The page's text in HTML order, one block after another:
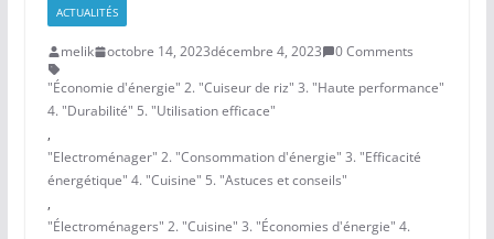
ACTUALITÉS
melik octobre 14, 2023décembre 4, 2023
0 Comments
"Économie d'énergie" 2. "Cuiseur de riz" 3. "Haute performance"
4. "Durabilité" 5. "Utilisation efficace"
,
"Electroménager" 2. "Consommation d'énergie" 3. "Efficacité
énergétique" 4. "Cuisine" 5. "Astuces et conseils"
,
"Électroménagers" 2. "Cuisine" 3. "Économies d'énergie" 4.